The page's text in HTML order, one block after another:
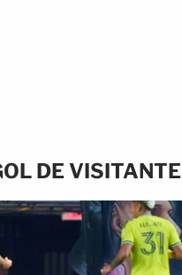
DE VISITANTE